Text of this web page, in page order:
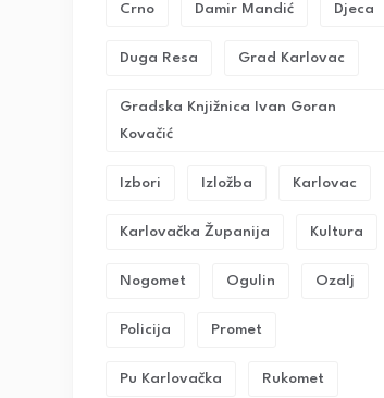
Crno Damir Mandić Djeca
Duga Resa Grad Karlovac
Gradska Knjižnica Ivan Goran
Kovačić
Izbori Izložba Karlovac
Karlovačka Županija Kultura
Nogomet Ogulin Ozalj
Policija Promet
Pu Karlovačka Rukomet